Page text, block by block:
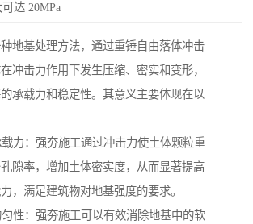
达 20MPa
地基处理方法，通过重锤自由落体冲击
冲击力作用下发生压缩、密实和变形，
承载力和稳定性。其意义主要体现在以
力：强夯施工通过冲击力使土体颗粒重
隙率，增加土体密实度，从而显著提高
，满足建筑物对地基强度的要求。
性：强夯施工可以有效消除地基中的软